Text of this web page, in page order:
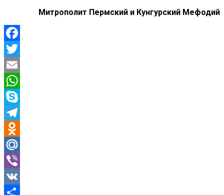
Митрополит Пермский и Кунгурский Мефодий
Facebook
Twitter
Email
WhatsApp
Skype
Telegram
Odnoklassniki
Mail.Ru
Viber
VK